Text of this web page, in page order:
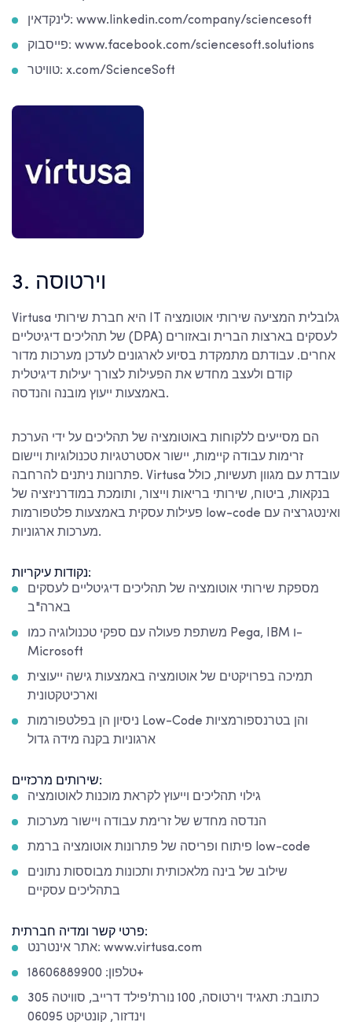
לינקדאין: www.linkedin.com/company/sciencesoft
פייסבוק: www.facebook.com/sciencesoft.solutions
טוויטר: x.com/ScienceSoft
3. וירטוסה
Virtusa היא חברת שירותי IT גלובלית המציעה שירותי אוטומציה
של תהליכים דיגיטליים (DPA) לעסקים בארצות הברית ובאזורים
אחרים. עבודתם מתמקדת בסיוע לארגונים לעדכן מערכות מדור
קודם ולעצב מחדש את הפעילות לצורך יעילות דיגיטלית
באמצעות ייעוץ מובנה והנדסה.
הם מסייעים ללקוחות באוטומציה של תהליכים על ידי הערכת
זרימות עבודה קיימות, יישור אסטרטגיות טכנולוגיות ויישום
פתרונות ניתנים להרחבה. Virtusa עובדת עם מגוון תעשיות, כולל
בנקאות, ביטוח, שירותי בריאות וייצור, ותומכת במודרניזציה של
פעילות עסקית באמצעות פלטפורמות low-code ואינטגרציה עם
מערכות ארגוניות.
נקודות עיקריות:
מספקת שירותי אוטומציה של תהליכים דיגיטליים לעסקים
בארה"ב
משתפת פעולה עם ספקי טכנולוגיה כמו Pega, IBM ו-
Microsoft
תמיכה בפרויקטים של אוטומציה באמצעות גישה ייעוצית
וארכיטקטונית
ניסיון הן בפלטפורמות Low-Code והן בטרנספורמציות
ארגוניות בקנה מידה גדול
שירותים מרכזיים:
גילוי תהליכים וייעוץ לקראת מוכנות לאוטומציה
הנדסה מחדש של זרימת עבודה ויישור מערכות
פיתוח ופריסה של פתרונות אוטומציה ברמת low-code
שילוב של בינה מלאכותית ותכונות מבוססות נתונים
בתהליכים עסקיים
פרטי קשר ומדיה חברתית:
אתר אינטרנט: www.virtusa.com
טלפון: 18606889900+
כתובת: תאגיד וירטוסה, 100 נורת'פילד דרייב, סוויטה 305
וינדזור, קונטיקט 06095